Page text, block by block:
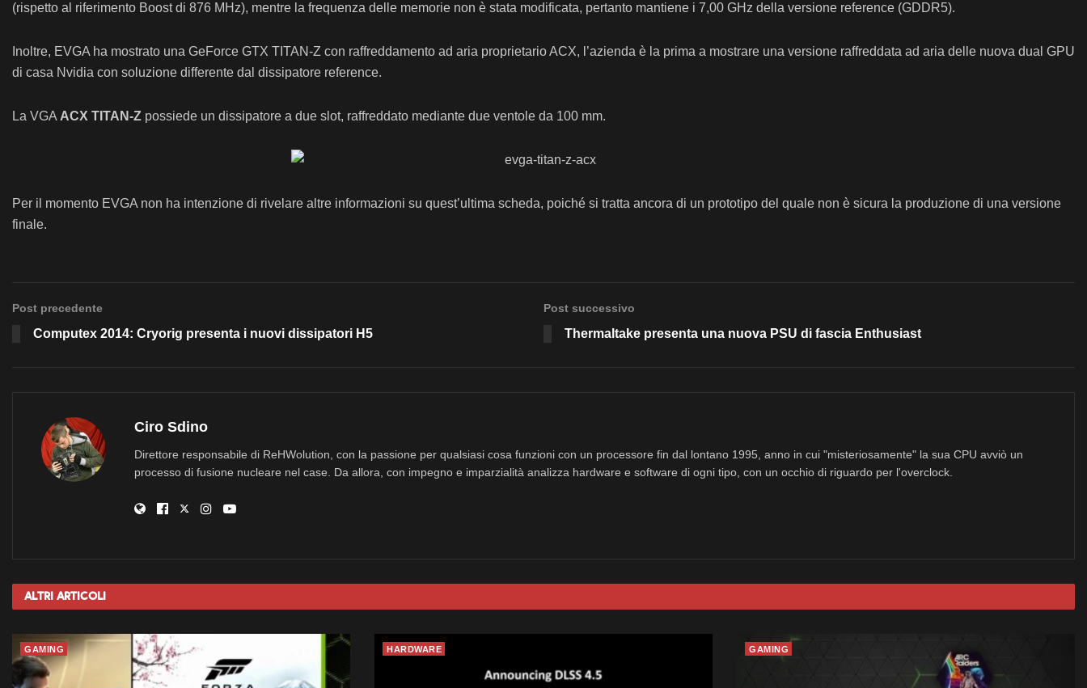
(rispetto al riferimento Boost di 876 MHz), mentre la frequenza delle memorie non è stata modificata, pertanto mantiene i 7,00 GHz della versione reference (GDDR5).
Inoltre, EVGA ha mostrato una GeForce GTX TITAN-Z con raffreddamento ad aria proprietario ACX, l’azienda è la prima a mostrare una versione raffreddata ad aria delle nuova dual GPU
di casa Nvidia con soluzione differente dal dissipatore reference.
La VGA ACX TITAN-Z possiede un dissipatore a due slot, raffreddato mediante due ventole da 100 mm.
Per il momento EVGA non ha intenzione di rivelare altre informazioni su quest’ultima scheda, poiché si tratta ancora di un prototipo del quale non è sicura la produzione di una versione
finale.
Post precedente
Computex 2014: Cryorig presenta i nuovi dissipatori H5
Post successivo
Thermaltake presenta una nuova PSU di fascia Enthusiast
Ciro Sdino
Direttore responsabile di ReHWolution, con la passione per qualsiasi cosa funzioni con un processore fin dal lontano 1995, anno in cui "misteriosamente" la sua CPU avviò un
processo di fusione nucleare nel case. Da allora, con impegno e imparzialità analizza hardware e software di ogni tipo, con un occhio di riguardo per l'overclock.
Altri Articoli
GAMING HARDWARE GAMING